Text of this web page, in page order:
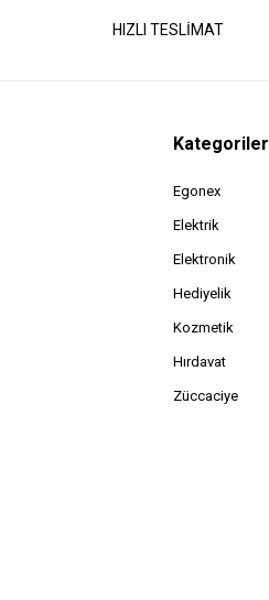
HIZLI TESLİMAT
Kategoriler
Egonex
Elektrik
Elektronik
Hediyelik
Kozmetik
Hırdavat
Züccaciye